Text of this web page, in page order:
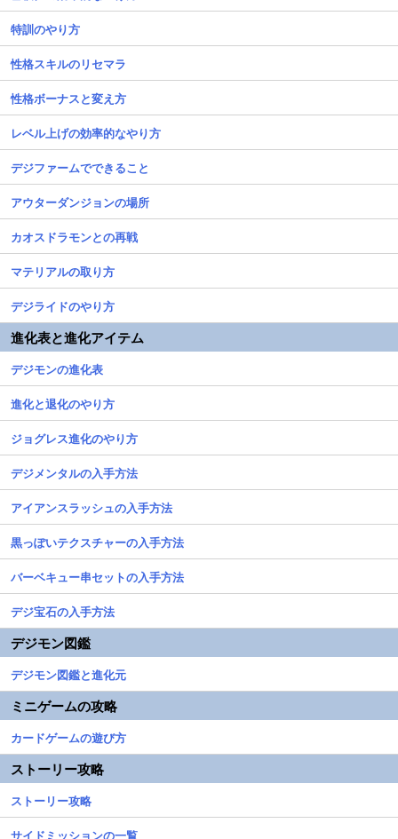
特訓のやり方
性格スキルのリセマラ
性格ボーナスと変え方
レベル上げの効率的なやり方
デジファームでできること
アウターダンジョンの場所
カオスドラモンとの再戦
マテリアルの取り方
デジライドのやり方
進化表と進化アイテム
デジモンの進化表
進化と退化のやり方
ジョグレス進化のやり方
デジメンタルの入手方法
アイアンスラッシュの入手方法
黒っぽいテクスチャーの入手方法
バーベキュー串セットの入手方法
デジ宝石の入手方法
デジモン図鑑
デジモン図鑑と進化元
ミニゲームの攻略
カードゲームの遊び方
ストーリー攻略
ストーリー攻略
サイドミッションの一覧